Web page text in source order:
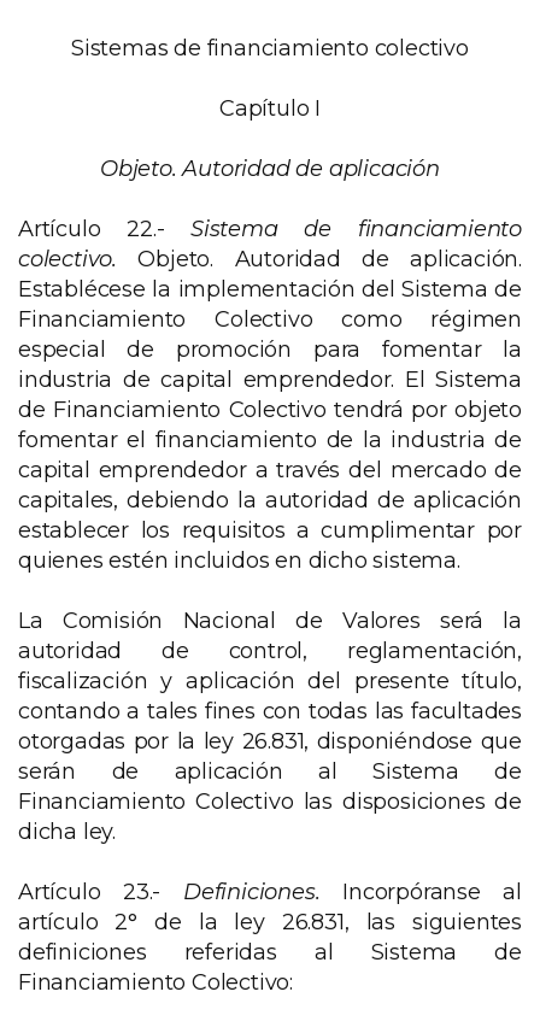
Sistemas de financiamiento colectivo
Capítulo I
Objeto. Autoridad de aplicación
Artículo 22.-Sistema de financiamiento
colectivo. Objeto. Autoridad de aplicación.
Establécese la implementación del Sistema de
Financiamiento Colectivo como régimen
especial de promoción para fomentar la
industria de capital emprendedor. El Sistema
de Financiamiento Colectivo tendrá por objeto
fomentar el financiamiento de la industria de
capital emprendedor a través del mercado de
capitales, debiendo la autoridad de aplicación
establecer los requisitos a cumplimentar por
quienes estén incluidos en dicho sistema.
La Comisión Nacional de Valores será la
autoridad de control, reglamentación,
fiscalización y aplicación del presente título,
contando a tales fines con todas las facultades
otorgadas por la ley 26.831, disponiéndose que
serán de aplicación al Sistema de
Financiamiento Colectivo las disposiciones de
dicha ley.
Artículo 23.- Definiciones. Incorpóranse al
artículo 2° de la ley 26.831, las siguientes
definiciones referidas al Sistema de
Financiamiento Colectivo: